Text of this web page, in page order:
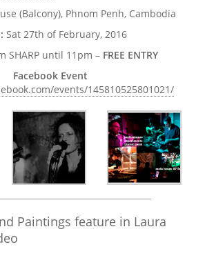
(Balcony), Phnom Penh, Cambodia
Sat 27th of February, 2016
SHARP until 11pm – FREE ENTRY
Facebook Event
events/145810525801021/
Paintings feature in Laura